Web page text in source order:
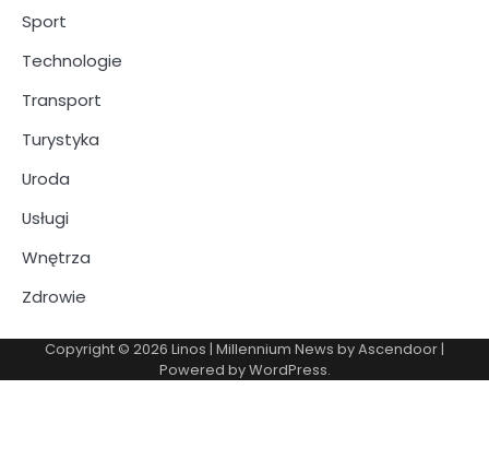
Sport
Technologie
Transport
Turystyka
Uroda
Usługi
Wnętrza
Zdrowie
Copyright © 2026 Linos | Millennium News byAscendoor|
Powered byWordPress.